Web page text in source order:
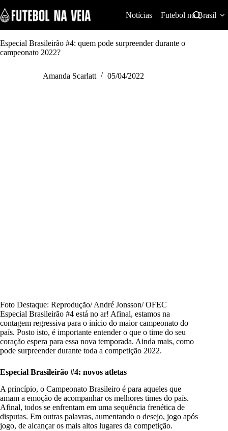
k
i
p
t
o
Notícias Futebol no Brasil
Especial Brasileirão #4: quem pode surpreender durante o
campeonato 2022?
Amanda Scarlatt 05/04/2022
Foto Destaque: Reprodução/ André Jonsson/ OFEC
Especial Brasileirão #4 está no ar! Afinal, estamos na
contagem regressiva para o início do maior campeonato do
país. Posto isto, é importante entender o que o time do seu
coração espera para essa nova temporada. Ainda mais, como
pode surpreender durante toda a competição 2022.
Especial Brasileirão #4: novos atletas
A princípio, o Campeonato Brasileiro é para aqueles que
amam a emoção de acompanhar os melhores times do país.
Afinal, todos se enfrentam em uma sequência frenética de
disputas. Em outras palavras, aumentando o desejo, jogo após
jogo, de alcançar os mais altos lugares da competição.